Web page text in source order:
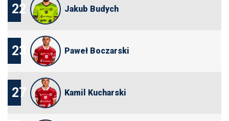
22 Jakub Budych
23 Paweł Boczarski
27 Kamil Kucharski